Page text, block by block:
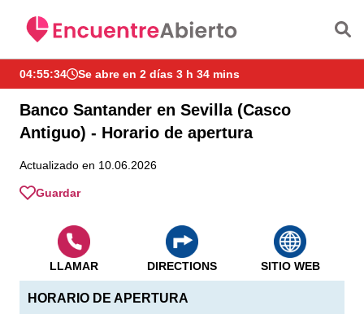
04:55:34 Se abre en 2 días 3 h 34 mins
Banco Santander en Sevilla (Casco
Antiguo) - Horario de apertura
Actualizado en 10.06.2026
Guardar
HORARIO DE APERTURA
LLAMAR DIRECTIONS SITIO WEB